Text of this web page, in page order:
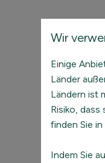
Wir
Einige
Länder
Ländern ist
Risiko,
finden Sie
Indem Sie